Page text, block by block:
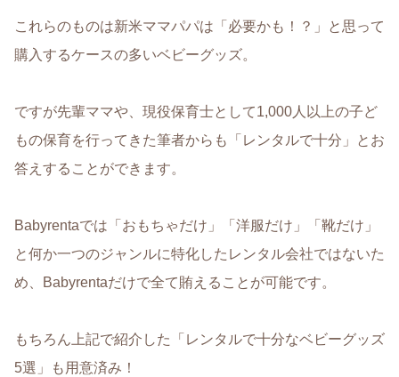
これらのものは新米ママパパは「必要かも！？」と思って
購入するケースの多いベビーグッズ。
ですが先輩ママや、現役保育士として1,000人以上の子ど
もの保育を行ってきた筆者からも「レンタルで十分」とお
答えすることができます。
Babyrentaでは「おもちゃだけ」「洋服だけ」「靴だけ」
と何か一つのジャンルに特化したレンタル会社ではないた
め、
Babyrentaだけで全て賄えることが可能です。
もちろん上記で紹介した「レンタルで十分なベビーグッズ
5選」も用意済み！